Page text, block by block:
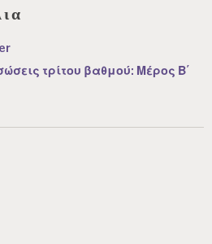
τρίτου βαθμού: Μέρος Β΄